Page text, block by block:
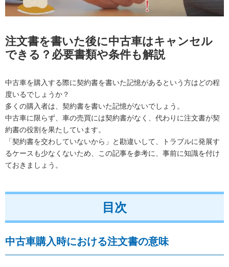
注文書を書いた後に中古車はキャンセル
できる？必要書類や条件も解説
中古車を購入する際に契約書を書いた記憶があるという方はどの程
度いるでしょうか？
多くの購入者は、契約書を書いた記憶がないでしょう。
中古車に限らず、車の売買には契約書がなく、代わりに注文書が契
約書の役割を果たしています。
「契約書を交わしていないから」と勘違いして、トラブルに発展す
るケースも少なくないため、この記事を参考に、事前に知識を付け
ておきましょう。
目次
中古車購入時における注文書の意味